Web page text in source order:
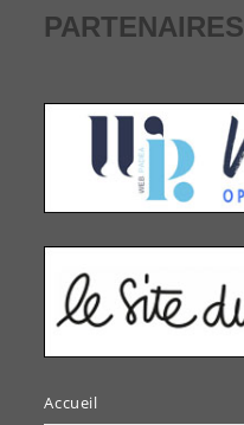
PARTENAIRES
Accueil